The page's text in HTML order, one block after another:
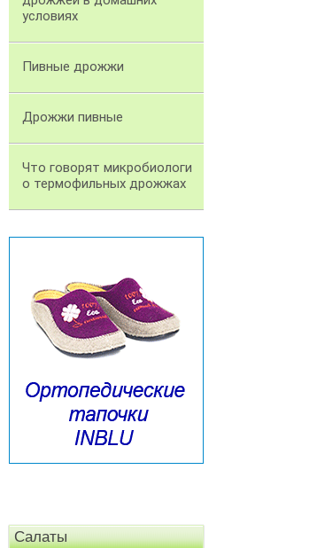
условиях
Пивные дрожжи
Дрожжи пивные
Что говорят микробиологи
о термофильных дрожжах
Салаты